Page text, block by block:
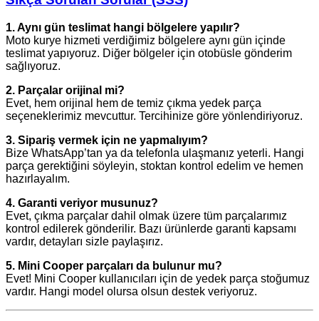
1. Aynı gün teslimat hangi bölgelere yapılır?
Moto kurye hizmeti verdiğimiz bölgelere aynı gün içinde
teslimat yapıyoruz. Diğer bölgeler için otobüsle gönderim
sağlıyoruz.
2. Parçalar orijinal mi?
Evet, hem orijinal hem de temiz çıkma yedek parça
seçeneklerimiz mevcuttur. Tercihinize göre yönlendiriyoruz.
3. Sipariş vermek için ne yapmalıyım?
Bize WhatsApp’tan ya da telefonla ulaşmanız yeterli. Hangi
parça gerektiğini söyleyin, stoktan kontrol edelim ve hemen
hazırlayalım.
4. Garanti veriyor musunuz?
Evet, çıkma parçalar dahil olmak üzere tüm parçalarımız
kontrol edilerek gönderilir. Bazı ürünlerde garanti kapsamı
vardır, detayları sizle paylaşırız.
5. Mini Cooper parçaları da bulunur mu?
Evet! Mini Cooper kullanıcıları için de yedek parça stoğumuz
vardır. Hangi model olursa olsun destek veriyoruz.